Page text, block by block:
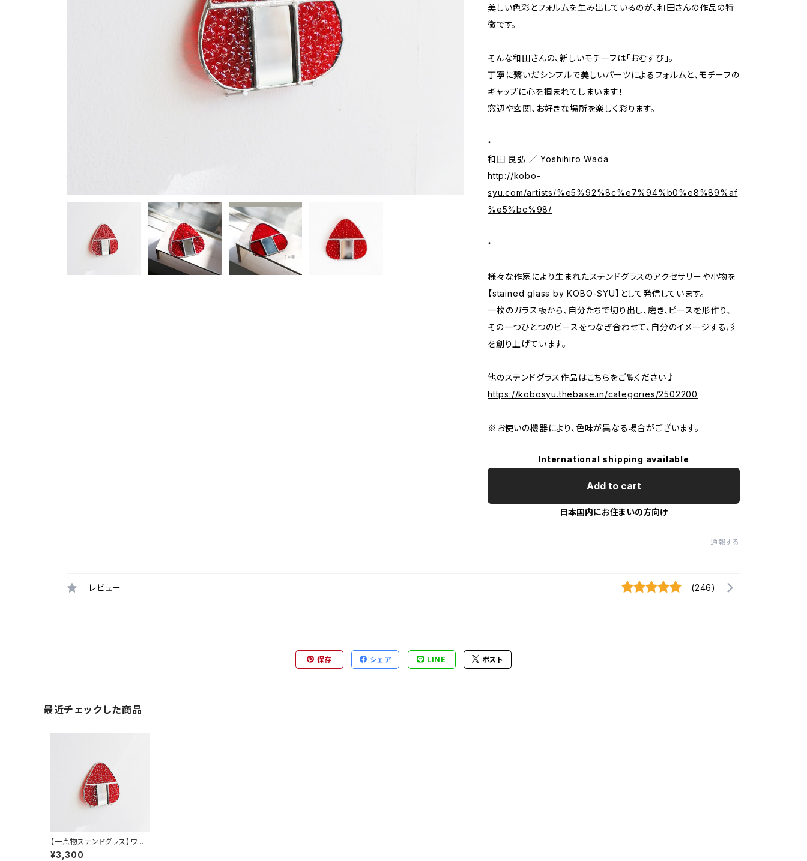
美しい色彩とフォルムを生み出しているのが、和田さんの作品の特
徴です。
そんな和田さんの、新しいモチーフは「おむすび」。
丁寧に繋いだシンプルで美しいパーツによるフォルムと、モチーフの
ギャップに心を掴まれてしまいます！
窓辺や玄関、お好きな場所を楽しく彩ります。
・
和田 良弘 ／ Yoshihiro Wada
http://kobo-
syu.com/artists/%e5%92%8c%e7%94%b0%e8%89%af
%e5%bc%98/
・
様々な作家により生まれたステンドグラスのアクセサリーや小物を
【stained glass by KOBO-SYU】として発信しています。
一枚のガラス板から、自分たちで切り出し、磨き、ピースを形作り、
その一つひとつのピースをつなぎ合わせて、自分のイメージする形
を創り上げています。
他のステンドグラス作品はこちらをご覧ください♪
https://kobosyu.thebase.in/categories/2502200
※お使いの機器により、色味が異なる場合がございます。
International shipping available
Add to cart
日本国内にお住まいの方向け
通報する
レビュー (246)
保存 シェア LINE ポスト
最近チェックした商品
【一点物ステンドグラス】ワン
ダーおむすびA／和田良弘
¥3,300